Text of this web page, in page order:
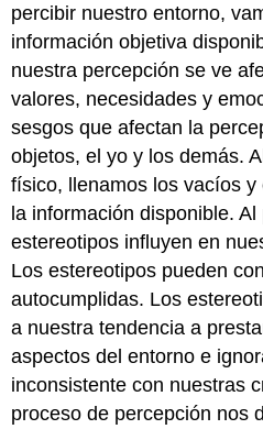
percibir nuestro entorno,
información objetiva
nuestra percepción se ve
valores, necesidades y
sesgos que afectan la
objetos, el yo y los demás.
físico, llenamos los vacíos
la información disponible.
estereotipos influyen en
Los estereotipos pueden
autocumplidas. Los
a nuestra tendencia a
aspectos del entorno e
inconsistente con nuestras
proceso de percepción nos